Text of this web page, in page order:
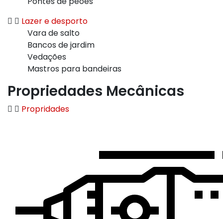
Lazer e desporto
Vara de salto
Bancos de jardim
Vedações
Mastros para bandeiras
Propriedades Mecânicas
Propridades